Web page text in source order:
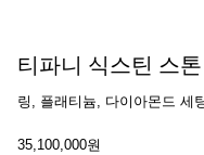
티파니 식스틴 스톤
링, 플래티늄, 다이아몬드 세
35,100,000원